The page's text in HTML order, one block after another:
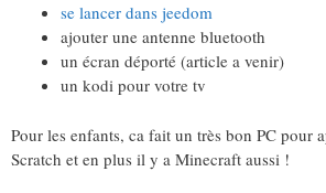
se lancer dans jeedom
ajouter une antenne bluetooth
un écran déporté (article a venir)
un kodi pour votre tv
Pour les enfants, ca fait un très bon PC pour
Scratch et en plus il y a Minecraft aussi !